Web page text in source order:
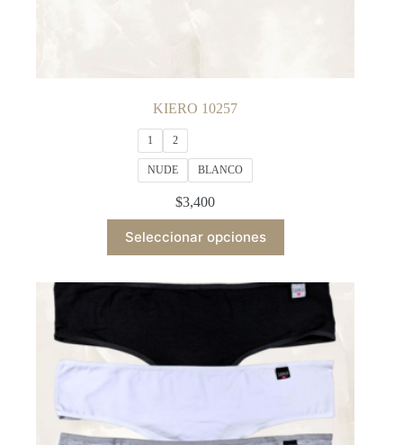
KIERO 10257
1 2
NUDE BLANCO
$3,400
Seleccionar opciones
product
has
variants.
chosen
page